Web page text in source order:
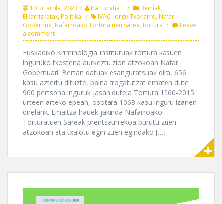
10 urtarrila, 2023 Irati Irratia Berriak,
Elkarrizketak,Politika IVAC,Jorge Txokarro,Nafar
Gobernua,Nafarroako Torturatuen sarea,tortura
Leave
a comment
Euskadiko Kriminologia Institutuak tortura kasuen
inguruko txostena aurkeztu zion atzokoan Nafar
Gobernuari. Bertan datuak esanguratsuak dira, 656
kasu aztertu dituzte, baina frogatutzat ematen dute
900 pertsona inguruk jasan dutela Tortura 1960-2015
urteen arteko epean, osotara 1068 kasu inguru izanen
direlarik. Emaitza hauek jakinda Nafarroako
Torturatuen Sareak prentsaurrekoa burutu zuen
atzokoan eta txalotu egin zuen egindako […]